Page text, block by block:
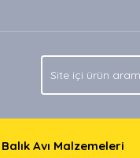
Balık Avı Malzemeleri